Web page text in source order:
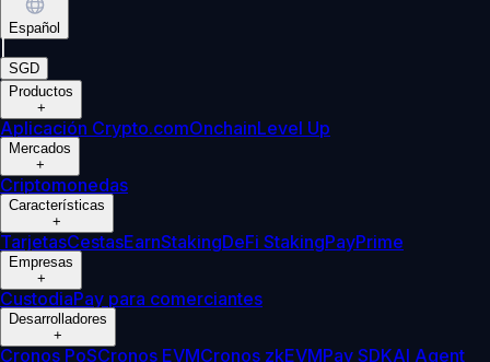
Español
SGD
Productos
+
Aplicación Crypto.comOnchainLevel Up
Mercados
+
Criptomonedas
Características
+
TarjetasCestasEarnStakingDeFi StakingPayPrime
Empresas
+
CustodiaPay para comerciantes
Desarrolladores
+
Cronos PoSCronos EVMCronos zkEVMPay SDKAI Agent